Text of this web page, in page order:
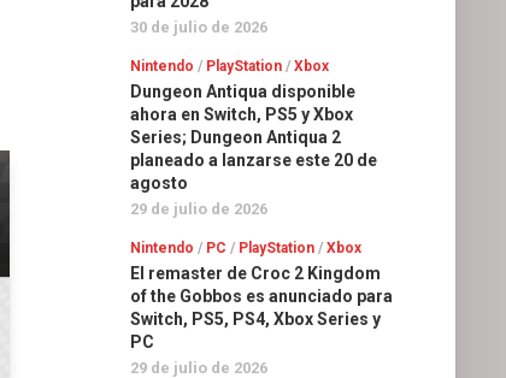
30 de julio de 2026
Nintendo / PlayStation / Xbox
Dungeon Antiqua disponible
ahora en Switch, PS5 y Xbox
Series; Dungeon Antiqua 2
planeado a lanzarse este 20 de
agosto
29 de julio de 2026
Nintendo / PC / PlayStation / Xbox
El remaster de Croc 2 Kingdom
of the Gobbos es anunciado para
Switch, PS5, PS4, Xbox Series y
PC
29 de julio de 2026